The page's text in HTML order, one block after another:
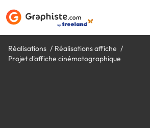
Réalisations
Réalisations affiche
Projet d'affiche cinématographique